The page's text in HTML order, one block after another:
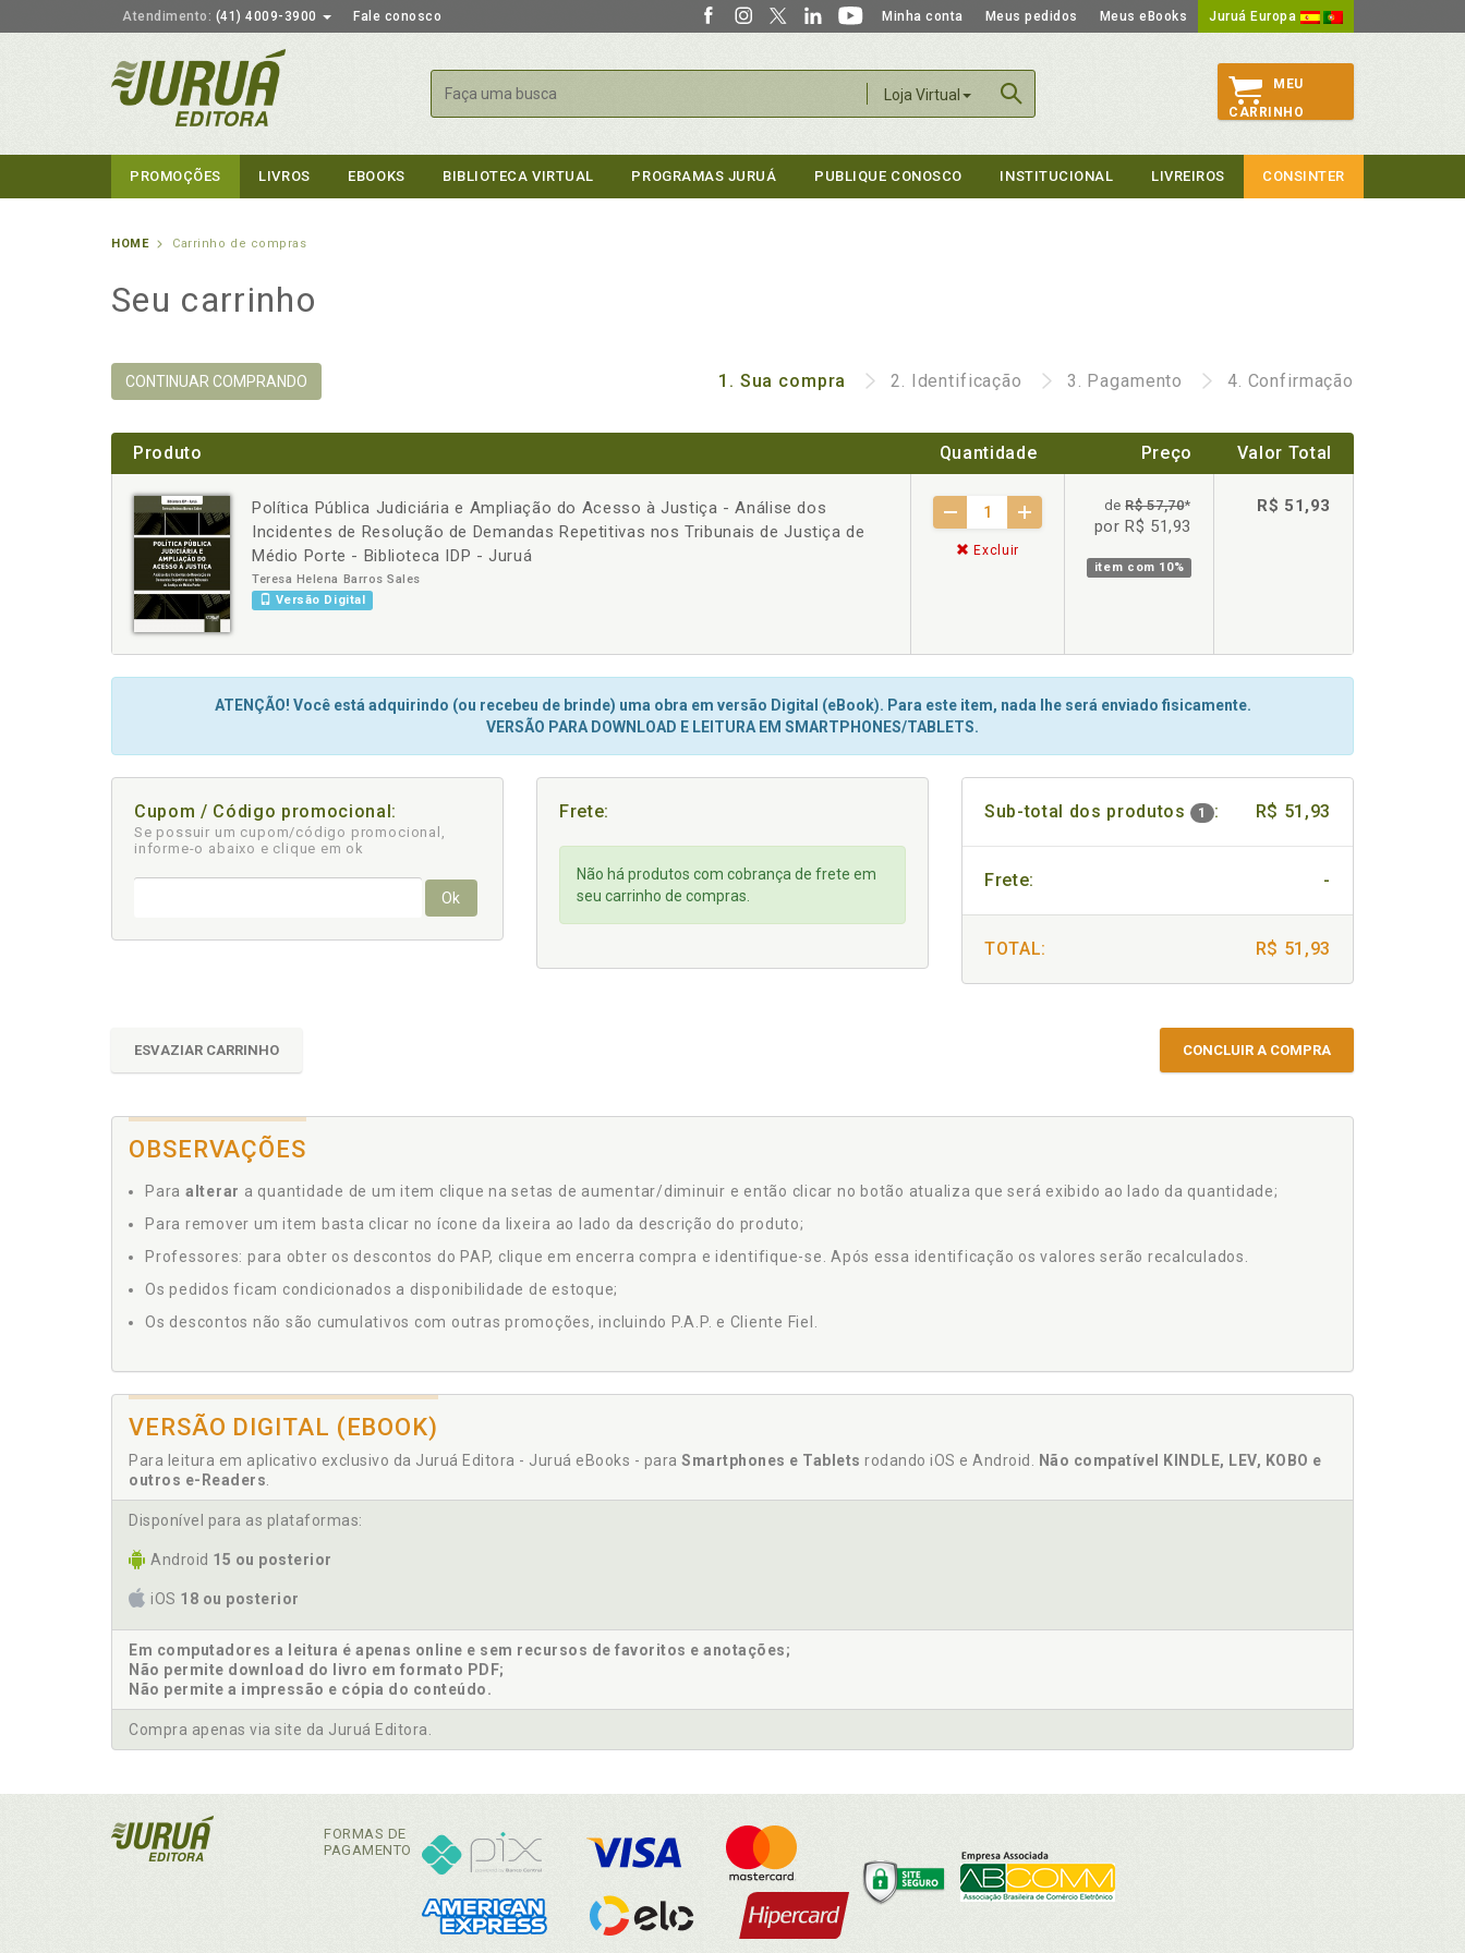
Atendimento: (41) 4009-3900 Fale conosco Minha conta Meus pedidos Meus eBooks Juruá Europa
Loja Virtual
Buscar
MEU
CARRINHO
PROMOÇÕES LIVROS EBOOKS BIBLIOTECA VIRTUAL PROGRAMAS JURUÁ PUBLIQUE CONOSCO INSTITUCIONAL LIVREIROS CONSINTER
HOME Carrinho de compras
Seu carrinho
CONTINUAR COMPRANDO 1. Sua compra 2. Identificação 3. Pagamento 4. Confirmação
Produto Quantidade Preço Valor Total
Política Pública Judiciária e Ampliação do Acesso à Justiça - Análise dos
Incidentes de Resolução de Demandas Repetitivas nos Tribunais de Justiça de
Médio Porte - Biblioteca IDP - Juruá
Teresa Helena Barros Sales
Versão Digital
- +
Excluir
deR$ 57,70*
por R$ 51,93
item com 10%
R$ 51,93
ATENÇÃO! Você está adquirindo (ou recebeu de brinde) uma obra em versão Digital (eBook). Para este item, nada lhe será enviado fisicamente.
VERSÃO PARA DOWNLOAD E LEITURA EM SMARTPHONES/TABLETS.
Cupom / Código promocional:
Se possuir um cupom/código promocional,
informe-o abaixo e clique em ok
Ok
Frete:
Não há produtos com cobrança de frete em
seu carrinho de compras.
Sub-total dos produtos 1 : R$ 51,93
Frete: -
TOTAL: R$ 51,93
ESVAZIAR CARRINHO CONCLUIR A COMPRA
OBSERVAÇÕES
Para alterar a quantidade de um item clique na setas de aumentar/diminuir e então clicar no botão atualiza que será exibido ao lado da quantidade;
Para remover um item basta clicar no ícone da lixeira ao lado da descrição do produto;
Professores: para obter os descontos do PAP, clique em encerra compra e identifique-se. Após essa identificação os valores serão recalculados.
Os pedidos ficam condicionados a disponibilidade de estoque;
Os descontos não são cumulativos com outras promoções, incluindo P.A.P. e Cliente Fiel.
VERSÃO DIGITAL (EBOOK)
Para leitura em aplicativo exclusivo da Juruá Editora - Juruá eBooks - para Smartphones e Tablets rodando iOS e Android.
Não compatível KINDLE, LEV, KOBO e
outros e-Readers
Disponível para as plataformas:
Android 15 ou posterior
iOS 18 ou posterior
Em computadores a leitura é apenas online e sem recursos de favoritos e anotações;
Não permite download do livro em formato PDF;
Não permite a impressão e cópia do conteúdo.
Compra apenas via site da Juruá Editora.
FORMAS DE
PAGAMENTO